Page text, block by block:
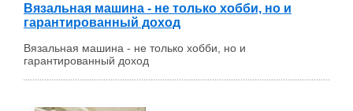
Вязальная машина - не только хобби, но и
гарантированный доход
Вязальная машина - не только хобби, но и
гарантированный доход